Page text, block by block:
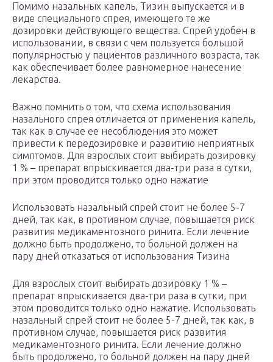
Помимо назальных капель, Тизин выпускается и в
виде специального спрея, имеющего те же
дозировки действующего вещества. Спрей удобен в
использовании, в связи с чем пользуется большой
популярностью у пациентов различного возраста, так
как обеспечивает более равномерное нанесение
лекарства.
Важно помнить о том, что схема использования
назального спрея отличается от применения капель,
так как в случае ее несоблюдения это может
привести к передозировке и развитию неприятных
симптомов. Для взрослых стоит выбирать дозировку
1 % – препарат впрыскивается два-три раза в сутки,
при этом проводится только одно нажатие
Использовать назальный спрей стоит не более 5-7
дней, так как, в противном случае, повышается риск
развития медикаментозного ринита. Если лечение
должно быть продолжено, то больной должен на
пару дней отказаться от использования Тизина
Для взрослых стоит выбирать дозировку 1 % –
препарат впрыскивается два-три раза в сутки, при
этом проводится только одно нажатие. Использовать
назальный спрей стоит не более 5-7 дней, так как, в
противном случае, повышается риск развития
медикаментозного ринита. Если лечение должно
быть продолжено, то больной должен на пару дней